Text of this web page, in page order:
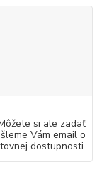
si ale zadať
Vám email o
dostupnosti.